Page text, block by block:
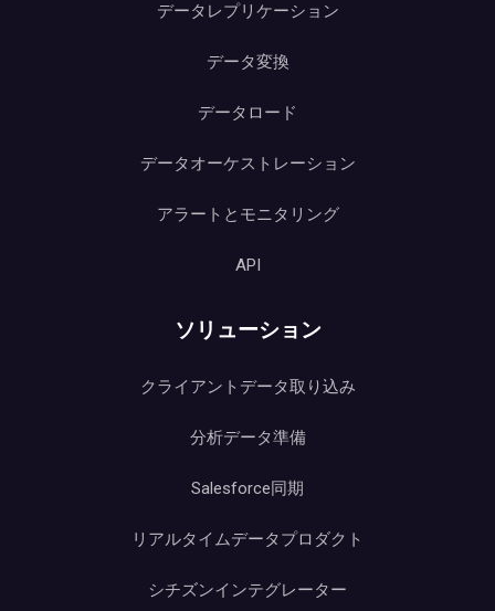
データレプリケーション
データ変換
データロード
データオーケストレーション
アラートとモニタリング
API
ソリューション
クライアントデータ取り込み
分析データ準備
Salesforce同期
リアルタイムデータプロダクト
シチズンインテグレーター